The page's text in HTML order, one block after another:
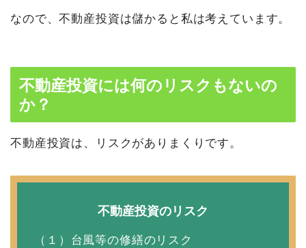
なので、不動産投資は儲かると私は考えています。
不動産投資には何のリスクもないの
か？
不動産投資は、リスクがありまくりです。
不動産投資のリスク
（１）台風等の修繕のリスク